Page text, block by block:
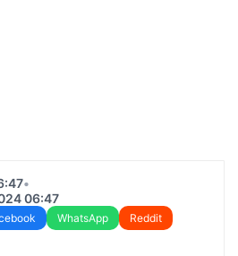
•
06:47
WhatsApp
Reddit